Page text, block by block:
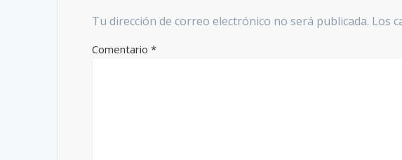
Tu dirección de correo electrónico no será publicada. Los
Comentario*